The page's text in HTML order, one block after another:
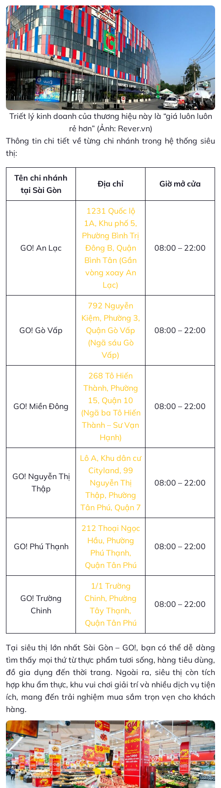
Triết lý kinh doanh của thương hiệu này là “giá luôn luôn
rẻ hơn” (Ảnh: Rever.vn)
Thông tin chi tiết về từng chi nhánh trong hệ thống siêu
thị:
Tên chi nhánh
tại Sài Gòn
Địa chỉ Giờ mở cửa
GO! An Lạc
1231 Quốc lộ
1A, Khu phố 5,
Phường Bình Trị
Đông B, Quận
Bình Tân (Gần
vòng xoay An
Lạc)
08:00 – 22:00
GO! Gò Vấp
792 Nguyễn
Kiệm, Phường 3,
Quận Gò Vấp
(Ngã sáu Gò
Vấp)
08:00 – 22:00
GO! Miền Đông
268 Tô Hiến
Thành, Phường
15, Quận 10
(Ngã ba Tô Hiến
Thành – Sư Vạn
Hạnh)
08:00 – 22:00
GO! Nguyễn Thị
Thập
Lô A, Khu dân cư
Cityland, 99
Nguyễn Thị
Thập, Phường
Tân Phú, Quận 7
08:00 – 22:00
GO! Phú Thạnh
212 Thoại Ngọc
Hầu, Phường
Phú Thạnh,
Quận Tân Phú
08:00 – 22:00
GO! Trường
Chinh
1/1 Trường
Chinh, Phường
Tây Thạnh,
Quận Tân Phú
08:00 – 22:00
Tại siêu thị lớn nhất Sài Gòn – GO!, bạn có thể dễ dàng
tìm thấy mọi thứ từ thực phẩm tươi sống, hàng tiêu dùng,
đồ gia dụng đến thời trang. Ngoài ra, siêu thị còn tích
hợp khu ẩm thực, khu vui chơi giải trí và nhiều dịch vụ tiện
ích, mang đến trải nghiệm mua sắm trọn vẹn cho khách
hàng.